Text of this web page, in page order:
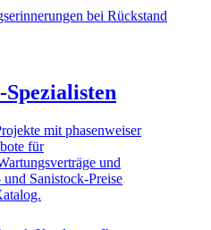
bei Rückstand
mit phasenweiser
für
und
Sanistock-Preise